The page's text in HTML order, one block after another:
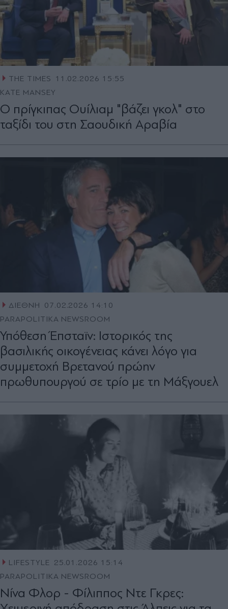
THE TIMES
11.02.2026 15:55
KATE MANSEY
Ο πρίγκιπας Ουίλιαμ "βάζει γκολ" στο
ταξίδι του στη Σαουδική Αραβία
ΔΙΕΘΝΗ
07.02.2026 14:10
PARAPOLITIKA NEWSROOM
Υπόθεση Έπσταϊν: Ιστορικός της
βασιλικής οικογένειας κάνει λόγο για
συμμετοχή Βρετανού πρώην
πρωθυπουργού σε τρίο με τη Μάξγουελ
LIFESTYLE 25.01.2026 15:14
PARAPOLITIKA NEWSROOM
Νίνα Φλορ - Φίλιππος Ντε Γκρες: